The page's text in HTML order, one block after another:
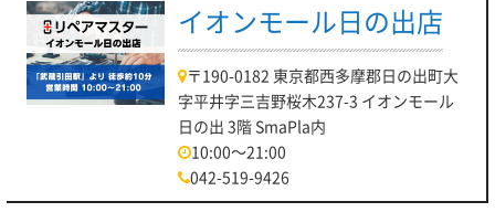
イオンモール日の出店
〒190-0182 東京都西多摩郡日の出町大
字平井字三吉野桜木237-3 イオンモール
日の出 3階 SmaPla内
10:00～21:00
042-519-9426